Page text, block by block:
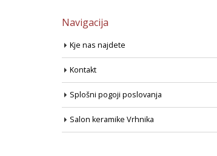
Navigacija
Kje nas najdete
Kontakt
Splošni pogoji poslovanja
Salon keramike Vrhnika